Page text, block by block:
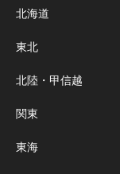
北海道
東北
北陸・甲信越
関東
東海